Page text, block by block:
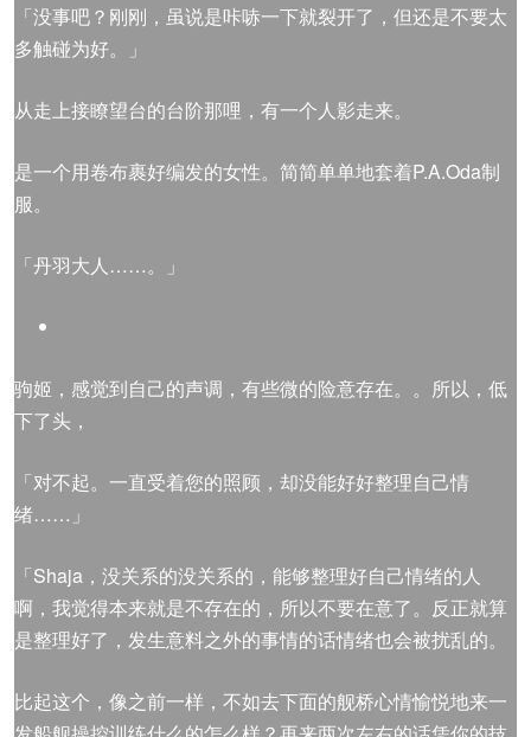
「没事吧？刚刚，虽说是咔哧一下就裂开了，但还是不要太
多触碰为好。」
从走上接瞭望台的台阶那哩，有一个人影走来。
是一个用卷布裹好编发的女性。简简单单地套着P.A.Oda制
服。
「丹羽大人……。」
驹姬，感觉到自己的声调，有些微的险意存在。。所以，低
下了头，
「对不起。一直受着您的照顾，却没能好好整理自己情
绪……」
「Shaja，没关系的没关系的，能够整理好自己情绪的人
啊，我觉得本来就是不存在的，所以不要在意了。反正就算
是整理好了，发生意料之外的事情的话情绪也会被扰乱的。
比起这个，像之前一样，不如去下面的舰桥心情愉悦地来一